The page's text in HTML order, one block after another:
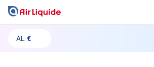
Aller
contenu
AL €